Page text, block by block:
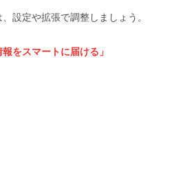
設定や拡張で調整しましょう。
報をスマートに届ける」